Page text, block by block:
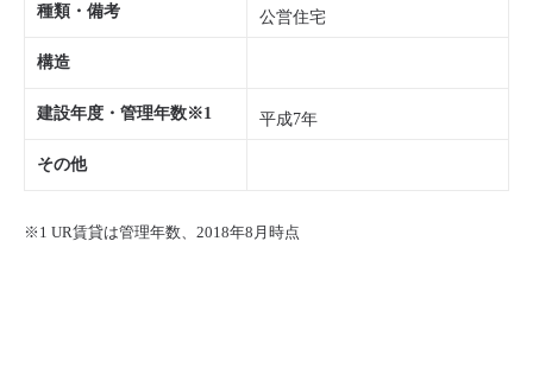
種類・備考 公営住宅
構造
建設年度・管理年数※1 平成7年
その他
※1 UR賃貸は管理年数、2018年8月時点